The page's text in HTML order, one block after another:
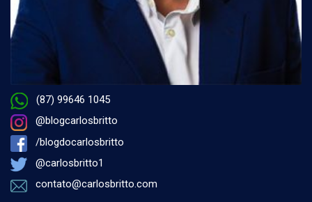
(87) 99646 1045
@blogcarlosbritto
/blogdocarlosbritto
@carlosbritto1
contato@carlosbritto.com